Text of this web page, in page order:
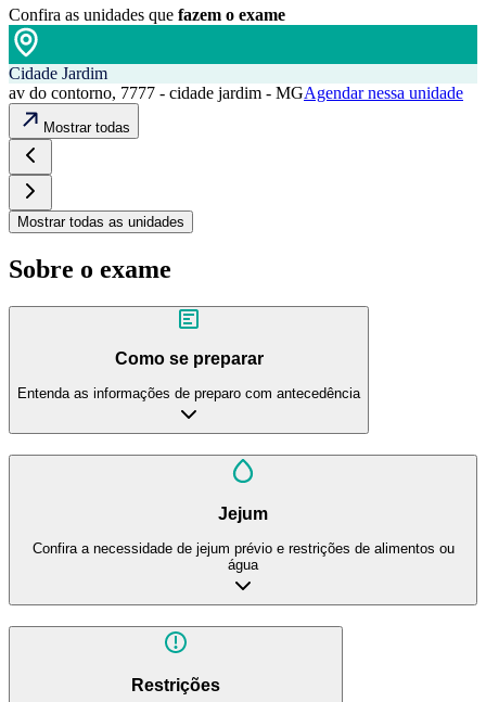
Confira as unidades que fazem o exame
Cidade Jardim
av do contorno, 7777 - cidade jardim - MGAgendar nessa unidade
Mostrar todas
Mostrar todas as unidades
Sobre o exame
Como se preparar
Entenda as informações de preparo com antecedência
Jejum
Confira a necessidade de jejum prévio e restrições de alimentos ou
água
Restrições